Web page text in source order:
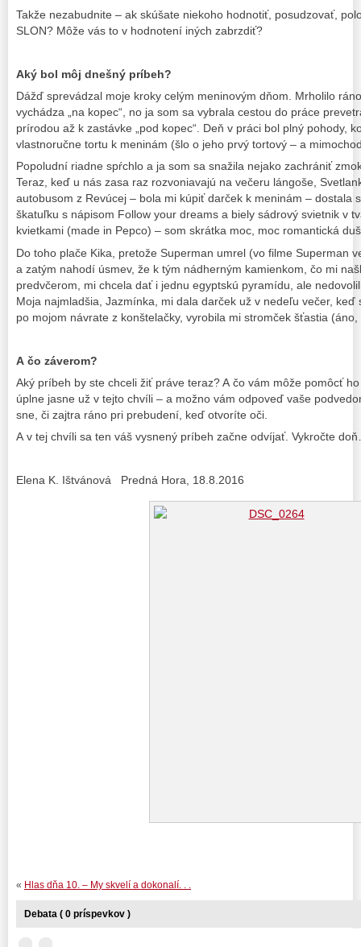
Takže nezabudnite – ak skúšate niekoho hodnotiť, posudzovať,
SLON? Môže vás to v hodnotení iných zabrzdiť?
Aký bol môj dnešný príbeh?
Dážď sprevádzal moje kroky celým meninovým dňom. Mrholilo
vychádza „na kopec“, no ja som sa vybrala cestou do práce
prírodou až k zastávke „pod kopec“. Deň v práci bol plný pohody,
vlastnoručne tortu k meninám (šlo o jeho prvý tortový – a
Popoludní riadne spŕchlo a ja som sa snažila nejako zachrániť
Teraz, keď u nás zasa raz rozvoniavajú na večeru lángoše,
autobusom z Revúcej – bola mi kúpiť darček k meninám – dostala
škatuľku s nápisom Follow your dreams a biely sádrový svietnik v
kvietkami (made in Pepco) – som skrátka moc, moc romantická
Do toho plače Kika, pretože Superman umrel (vo filme Superman
a zatým nahodí úsmev, že k tým nádherným kamienkom, čo mi
predvčerom, mi chcela dať i jednu egyptskú pyramídu, ale
Moja najmladšia, Jazmínka, mi dala darček už v nedeľu večer,
po mojom návrate z konštelačky, vyrobila mi stromček šťastia
A čo záverom?
Aký príbeh by ste chceli žiť práve teraz? A čo vám môže pomôcť
úplne jasne už v tejto chvíli – a možno vám odpoveď vaše
sne, či zajtra ráno pri prebudení, keď otvoríte oči.
A v tej chvíli sa ten váš vysnený príbeh začne odvíjať. Vykročte
Elena K. Ištvánová Predná Hora, 18.8.2016
« Hlas dňa 10. – My skvelí a dokonalí. . .
Debata ( 0 príspevkov )